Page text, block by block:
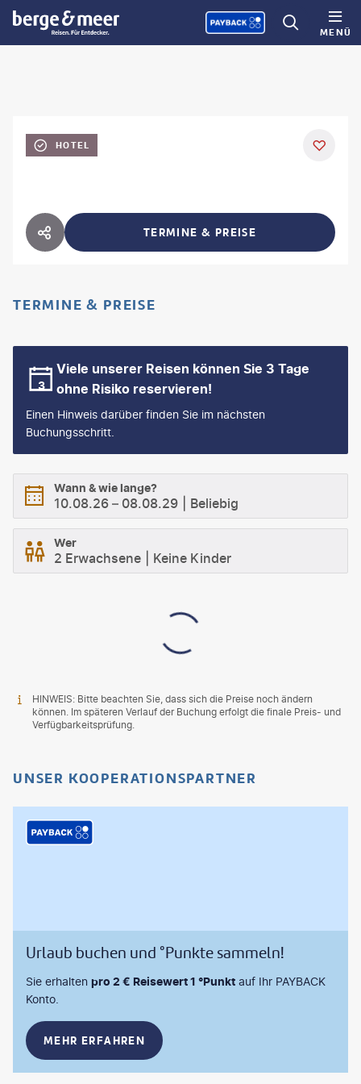
MENÜ
HOTEL
HOTEL TEILEN TERMINE & PREISE
TERMINE & PREISE
Viele unserer Reisen können Sie 3 Tage
ohne Risiko reservieren!
Einen Hinweis darüber finden Sie im nächsten
Buchungsschritt.
Wann & wie lange?
10.08.26 – 08.08.29 Beliebig
Wer
2 Erwachsene Keine Kinder
HINWEIS: Bitte beachten Sie, dass sich die Preise noch ändern
können. Im späteren Verlauf der Buchung erfolgt die finale Preis- und
Verfügbarkeitsprüfung.
UNSER KOOPERATIONSPARTNER
Urlaub buchen und °Punkte sammeln!
Sie erhalten pro 2 € Reisewert 1 °Punkt auf Ihr PAYBACK
Konto.
MEHR ERFAHREN